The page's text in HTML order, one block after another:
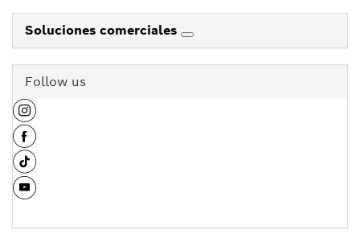
Soluciones comerciales
Follow us